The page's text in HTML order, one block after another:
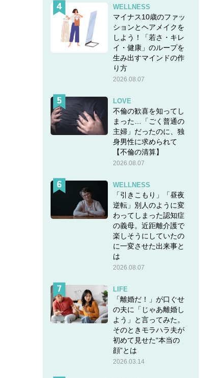
WELLNESS
マイナス10歳のファッ
ションとヘアメイクを
しよう！「若さ・キレ
イ・健康」のループを
生み出すマインドの作
り方
2026.08.07
LOVE
不倫の歓喜を知ってし
まった…「ごく普通の
主婦」だったのに、独
身男性に求められて
【不倫の清算】
2026.08.07
WELLNESS
「引きこもり」「昼夜
逆転」別人のように変
わってしまった認知症
の義母。近距離介護で
楽しそうにしていたの
に一変させた出来事と
は
2026.08.07
LIFE
「離婚だ！」が口ぐせ
の夫に「じゃあ離婚し
よう」と言ってみた。
そのときモラハラ夫が
初めて見せた“本当の
顔”とは
2026.03.14